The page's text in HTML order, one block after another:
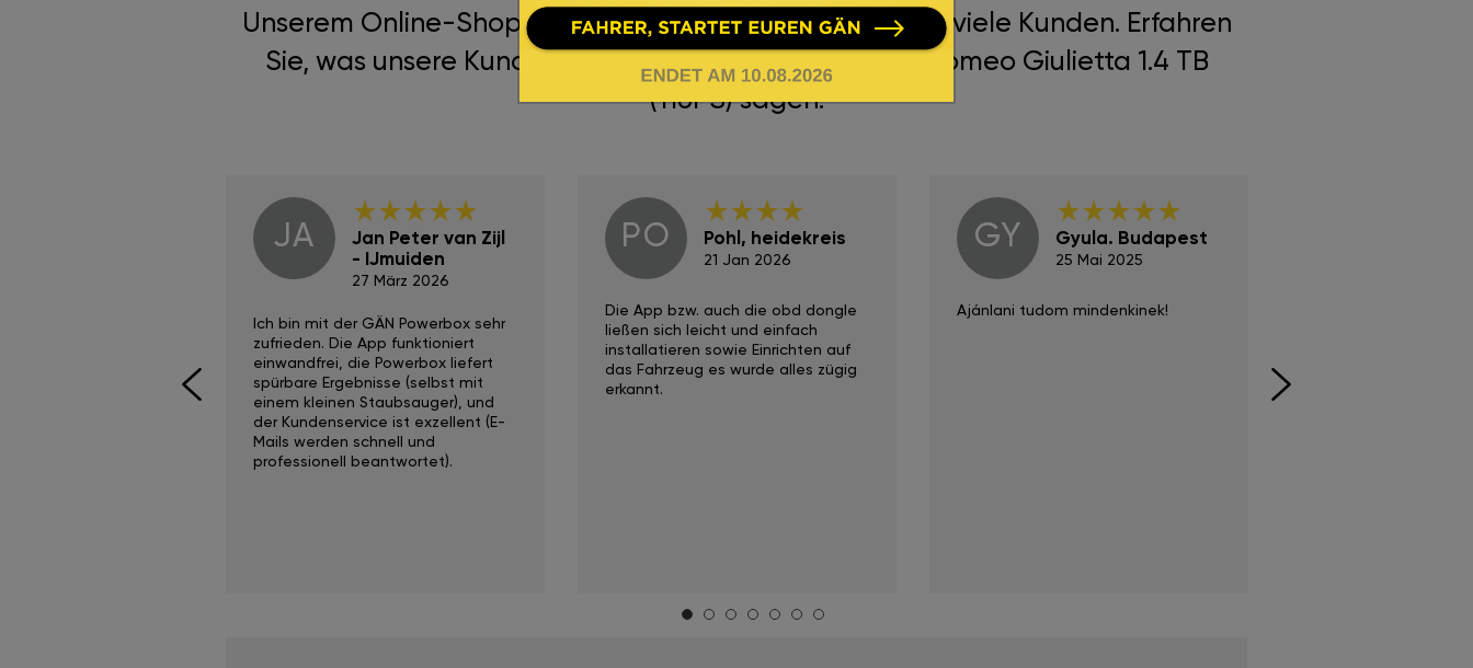
Unserem Online-Shop vertrauen seit mehr als 12 Jahren viele Kunden. Erfahren
Sie, was unsere Kunden über das Chiptuning für Alfa Romeo Giulietta 1.4 TB
(116PS) sagen.
JA
Jan Peter van Zijl
- IJmuiden
27 März 2026
Ich bin mit der GÄN Powerbox sehr
zufrieden. Die App funktioniert
einwandfrei, die Powerbox liefert
spürbare Ergebnisse (selbst mit
einem kleinen Staubsauger), und
der Kundenservice ist exzellent (E-
Mails werden schnell und
professionell beantwortet).
PO Pohl, heidekreis
21 Jan 2026
Die App bzw. auch die obd dongle
ließen sich leicht und einfach
installatieren sowie Einrichten auf
das Fahrzeug es wurde alles zügig
erkannt.
GY Gyula. Budapest
25 Mai 2025
Ajánlani tudom mindenkinek!